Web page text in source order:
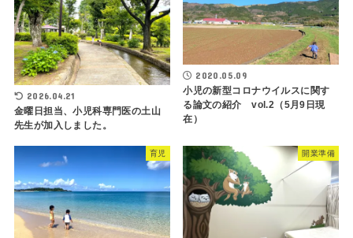
2026.04.21
金曜日担当、小児科専門医の土山
先生が加入しました。
2020.05.09
小児の新型コロナウイルスに関す
る論文の紹介 vol.2（5月9日現
在）
育児 開業準備